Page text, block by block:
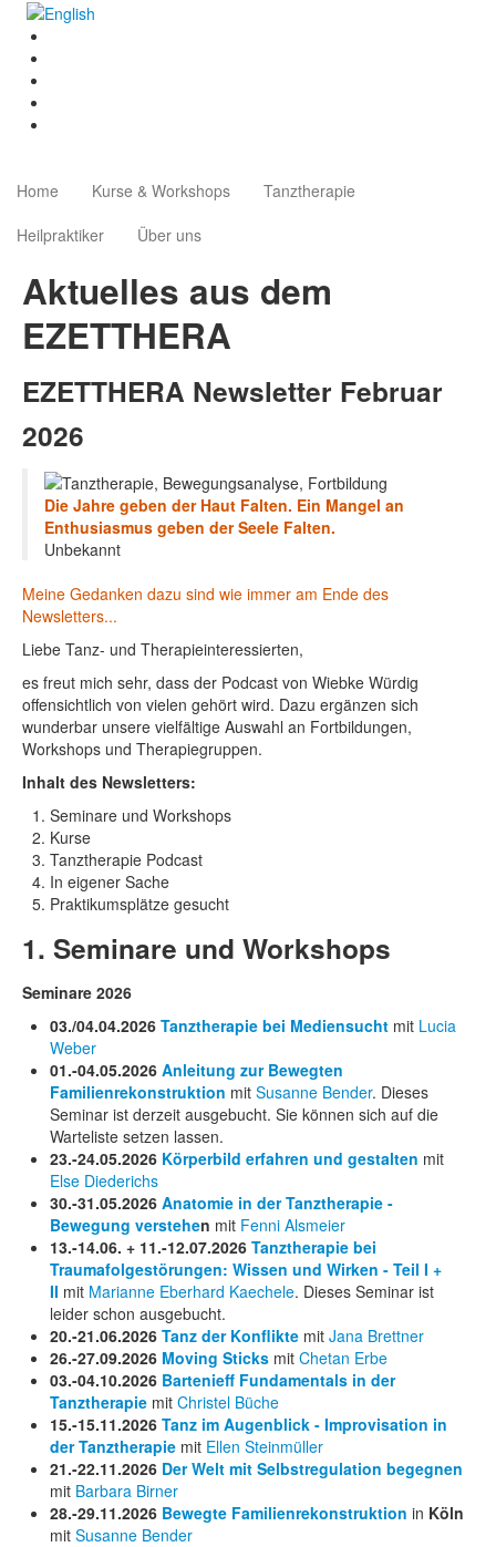
Home Kurse & Workshops
Tanztherapie
Heilpraktiker
Über uns
Aktuelles aus dem
EZETTHERA
EZETTHERA Newsletter Februar
2026
Die Jahre geben der Haut Falten. Ein Mangel an
Enthusiasmus geben der Seele Falten.
Unbekannt
Meine Gedanken dazu sind wie immer am Ende des
Newsletters...
Liebe Tanz- und Therapieinteressierten,
es freut mich sehr, dass der Podcast von Wiebke Würdig
offensichtlich von vielen gehört wird. Dazu ergänzen sich
wunderbar unsere vielfältige Auswahl an Fortbildungen,
Workshops und Therapiegruppen.
Inhalt des Newsletters:
Seminare und Workshops
Kurse
Tanztherapie Podcast
In eigener Sache
Praktikumsplätze gesucht
1. Seminare und Workshops
Seminare 2026
03./04.04.2026 Tanztherapie bei Mediensucht mit Lucia
Weber
01.-04.05.2026 Anleitung zur Bewegten
Familienrekonstruktion mit Susanne Bender. Dieses
Seminar ist derzeit ausgebucht. Sie können sich auf die
Warteliste setzen lassen.
23.-24.05.2026 Körperbild erfahren und gestalten mit
Else Diederichs
30.-31.05.2026 Anatomie in der Tanztherapie -
Bewegung verstehen mit Fenni Alsmeier
13.-14.06. + 11.-12.07.2026 Tanztherapie bei
Traumafolgestörungen: Wissen und Wirken - Teil I +
II mit Marianne Eberhard Kaechele. Dieses Seminar ist
leider schon ausgebucht.
20.-21.06.2026 Tanz der Konflikte mit Jana Brettner
26.-27.09.2026 Moving Sticks mit Chetan Erbe
03.-04.10.2026 Bartenieff Fundamentals in der
Tanztherapie mit Christel Büche
15.-15.11.2026 Tanz im Augenblick - Improvisation in
der Tanztherapie mit Ellen Steinmüller
21.-22.11.2026 Der Welt mit Selbstregulation begegnen
mit Barbara Birner
28.-29.11.2026 Bewegte Familienrekonstruktion in Köln
mit Susanne Bender